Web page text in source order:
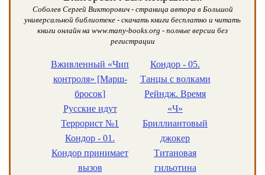
Соболев Сергей Викторович - страница автора в Большой
универсальной библиотеке - скачать книги бесплатно и читать
книги онлайн на www.many-books.org - полные версии без
регистрации
Вживленный «Чип
контроля» [Марш-
бросок]
Русские идут
Террорист №1
Кондор - 01.
Кондор принимает
вызов
Кондор - 05.
Танцы с волками
Рейндж. Время
«Ч»
Бриллиантовый
джокер
Титановая
гильотина